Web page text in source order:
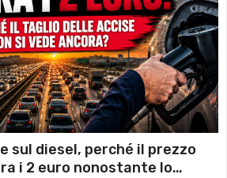
sul diesel, perché il prezzo
i 2 euro nonostante lo